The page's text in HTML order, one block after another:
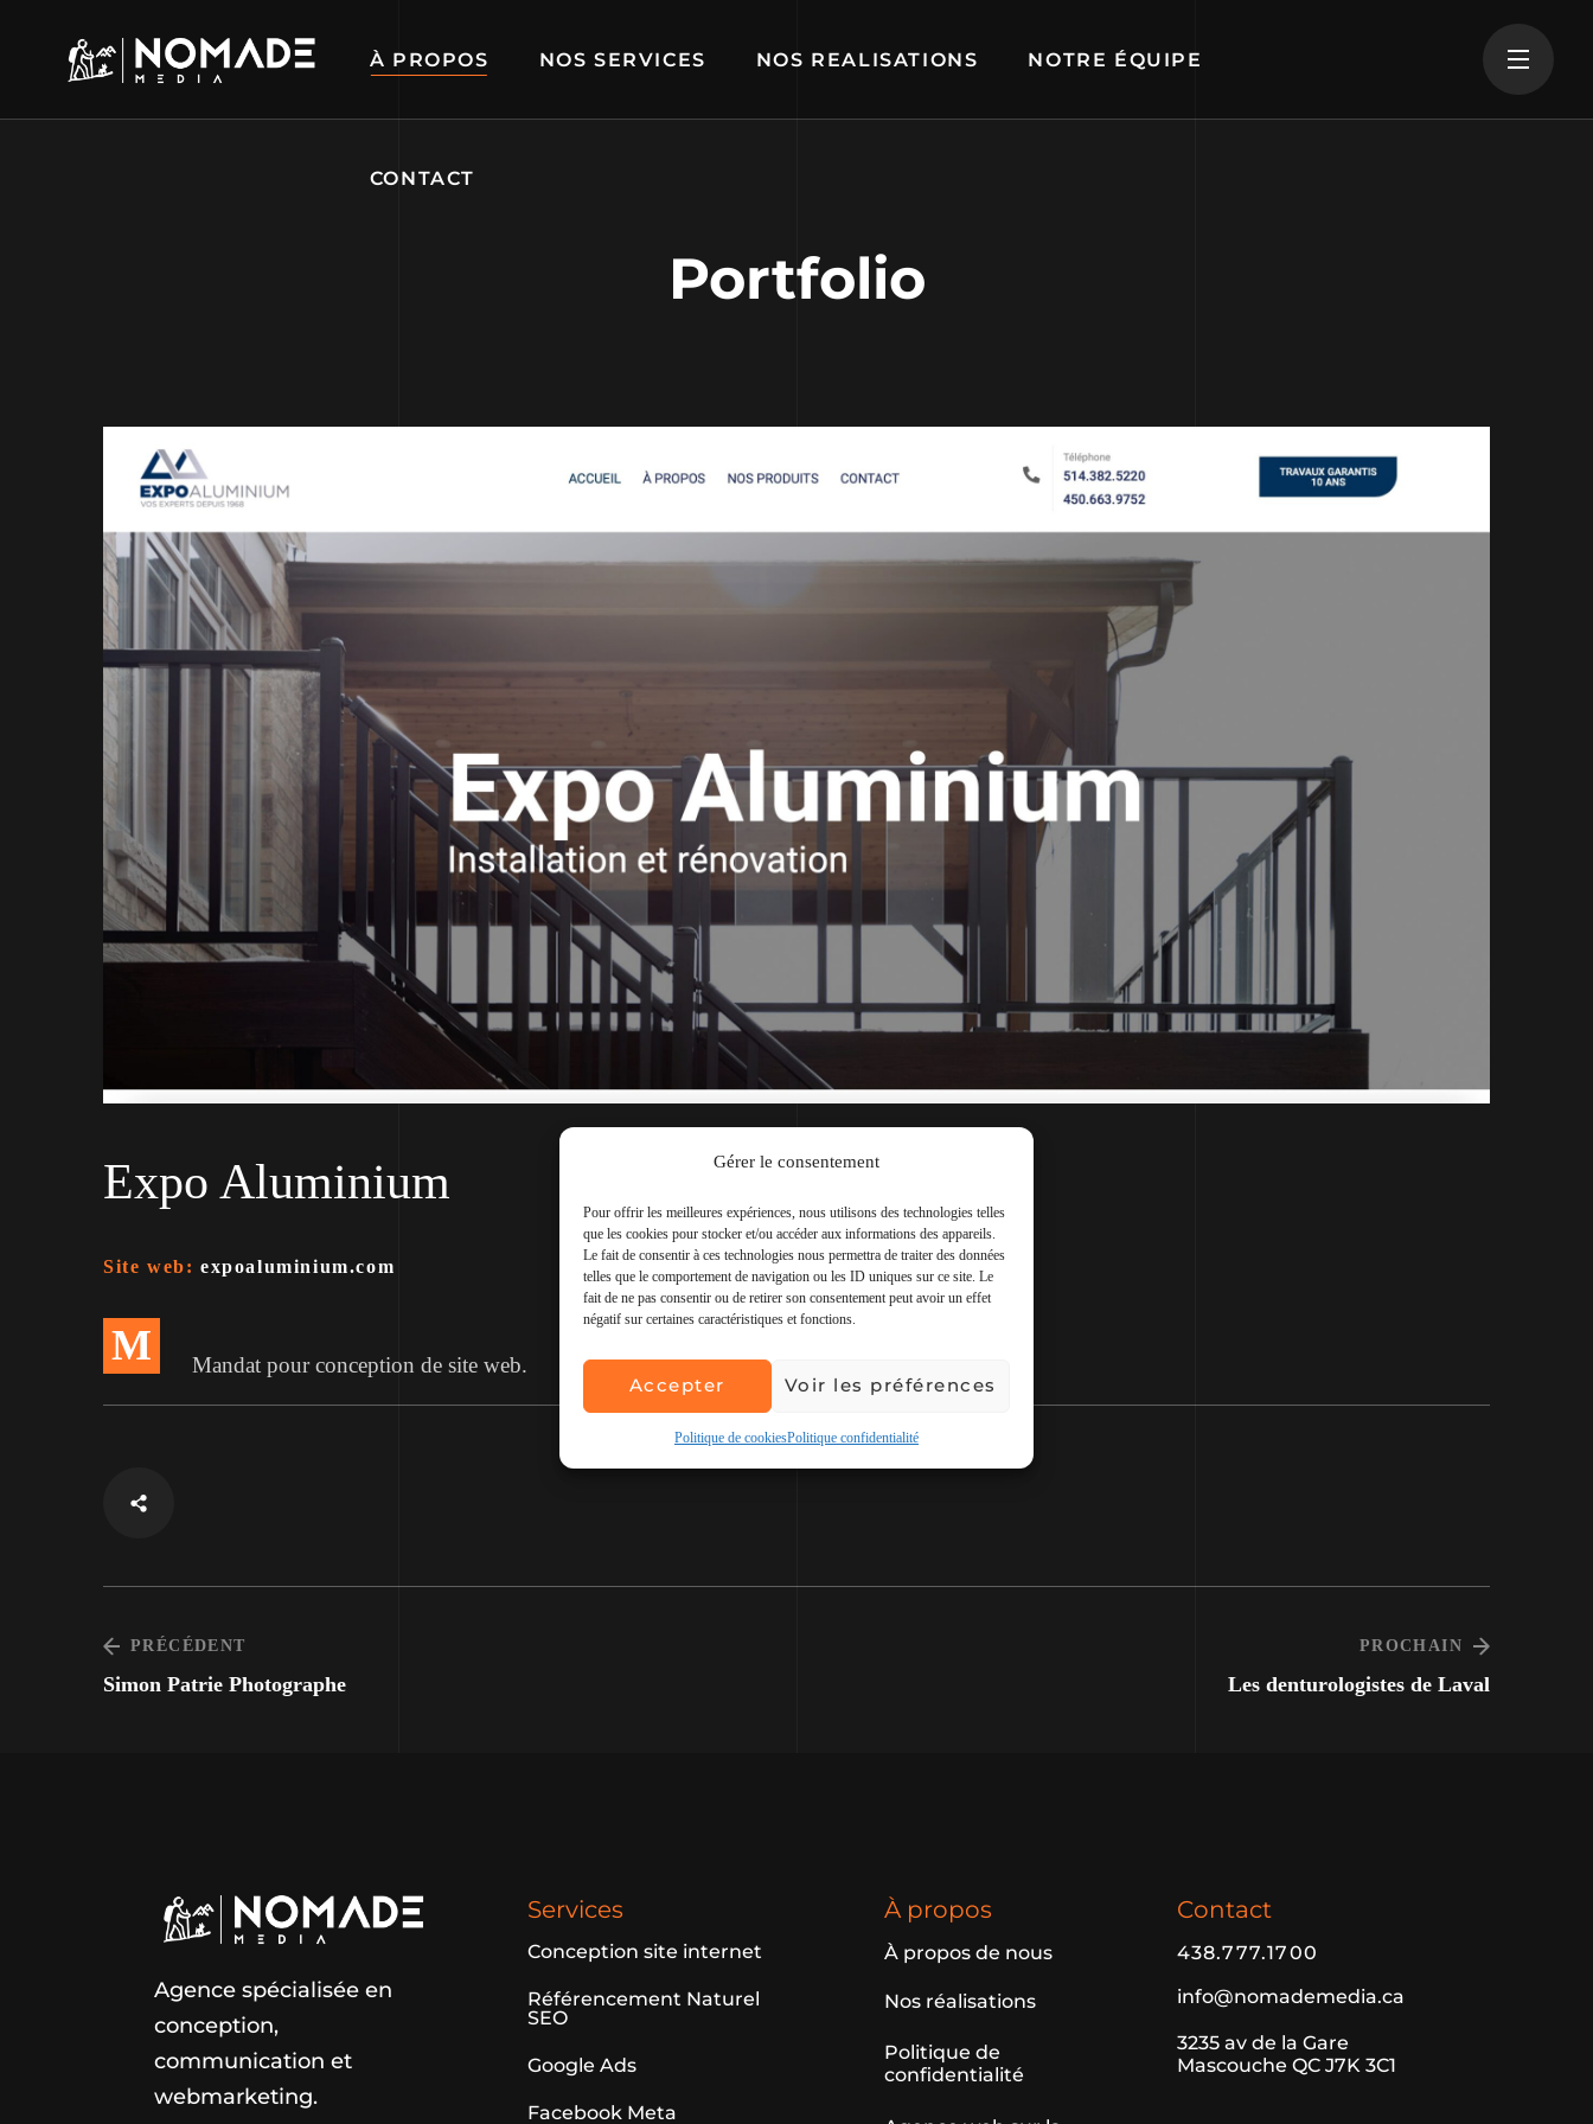
Gérer le consentement
Pour offrir les meilleures expériences, nous utilisons des technologies telles
que les cookies pour stocker et/ou accéder aux informations des appareils.
Le fait de consentir à ces technologies nous permettra de traiter des données
telles que le comportement de navigation ou les ID uniques sur ce site. Le
fait de ne pas consentir ou de retirer son consentement peut avoir un effet
négatif sur certaines caractéristiques et fonctions.
Accepter Voir les préférences
Politique de cookiesPolitique confidentialité
À PROPOS NOS SERVICES NOS REALISATIONS NOTRE ÉQUIPE
CONTACT
Portfolio
Expo Aluminium
Site web: expoaluminium.com
M Mandat pour conception de site web.
PRÉCÉDENT
Simon Patrie Photographe
PROCHAIN
Les denturologistes de Laval
Agence spécialisée en
conception,
communication et
webmarketing.
Services
Conception site internet
Référencement Naturel
SEO
Google Ads
Facebook Meta
À propos
À propos de nous
Nos réalisations
Politique de
confidentialité
Contact
438.777.1700
info@nomademedia.ca
3235 av de la Gare
Mascouche QC J7K 3C1